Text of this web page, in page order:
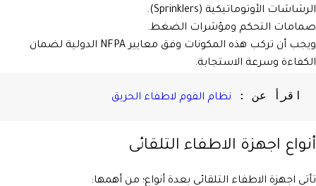
الرشاشات الأوتوماتيكية (Sprinklers).
صمامات التحكم ومؤشرات الضغط.
ويجب أن تركب هذه المكونات وفق معايير NFPA الدولية لضمان
الكفاءة وسرعة الاستجابة.
اقرأ عن : نظام الفوم لاطفاء الحريق
أنواع اجهزة الاطفاء التلقائى
تأتي اجهزة الاطفاء التلقائى بعدة أنواع؛ من أهمها: